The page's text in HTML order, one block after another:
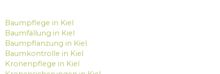
Baumpflege in Kiel
Baumfällung in Kiel
Baumpflanzung in Kiel
Baumkontrolle in Kiel
Kronenpflege in Kiel